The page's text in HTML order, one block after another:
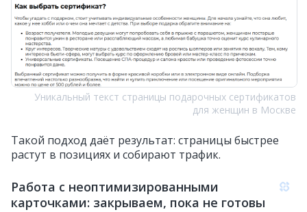
Уникальный текст страницы подарочных сертификатов
для женщин в Москве
Такой подход даёт результат: страницы быстрее
растут в позициях и собирают трафик.
Работа с неоптимизированными
карточками: закрываем, пока не готовы